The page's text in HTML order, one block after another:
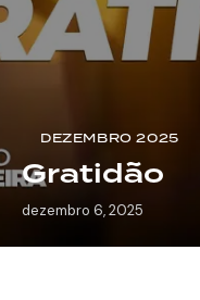
DEZEMBRO 2025
Gratidão
dezembro 6, 2025